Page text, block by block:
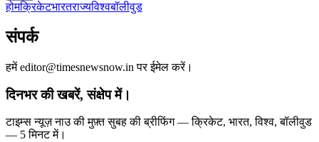
होमक्रिकेटभारतराज्यविश्वबॉलीवुड
संपर्क
हमें editor@timesnewsnow.in पर ईमेल करें।
दिनभर की खबरें, संक्षेप में।
टाइम्स न्यूज़ नाउ की मुफ़्त सुबह की ब्रीफिंग — क्रिकेट, भारत, विश्व, बॉलीवुड
— 5 मिनट में।